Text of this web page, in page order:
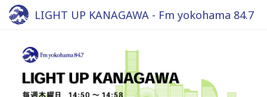
LIGHT UP KANAGAWA - Fm yokohama 84.7